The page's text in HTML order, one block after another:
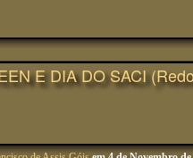
E DIA DO SACI